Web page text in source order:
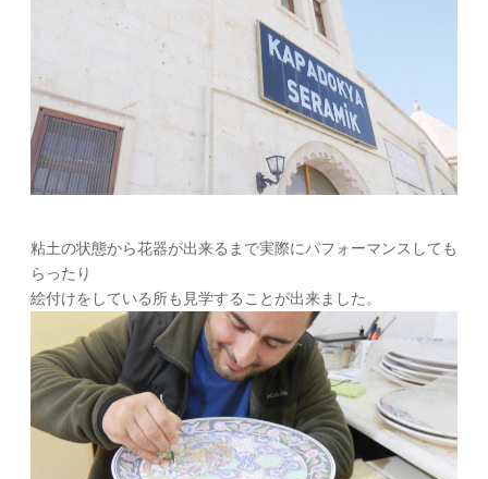
粘土の状態から花器が出来るまで実際にパフォーマンスしても
らったり
絵付けをしている所も見学することが出来ました。